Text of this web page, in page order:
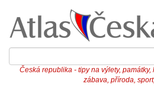
Česká republika - tipy na výlety,
zábava, příroda,